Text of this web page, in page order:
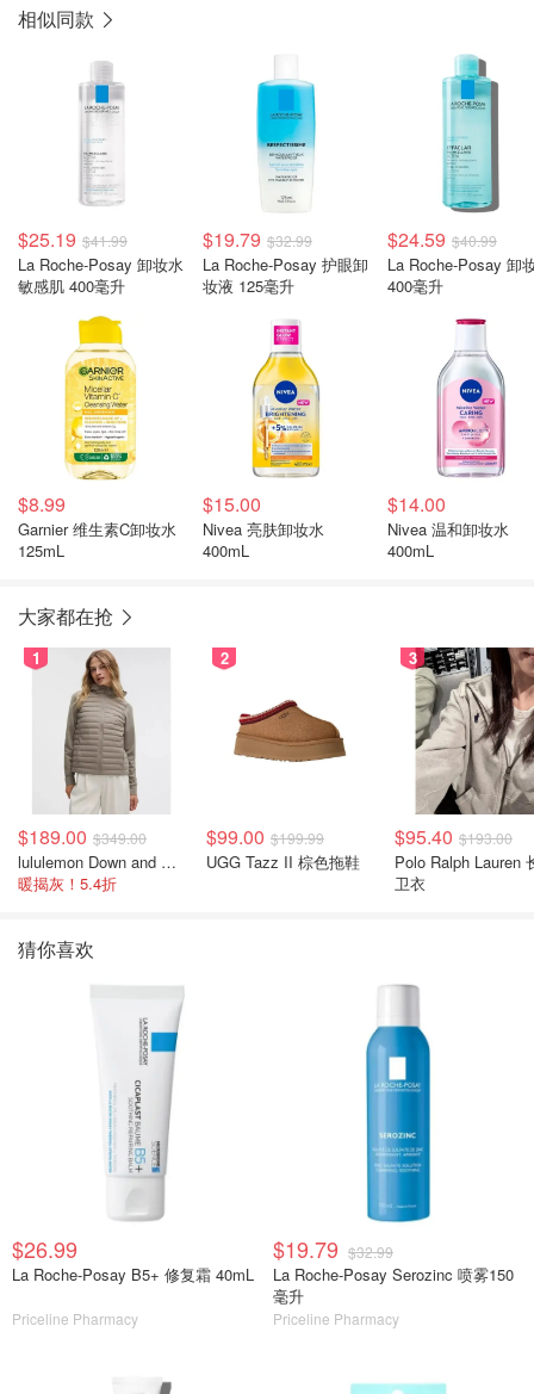
相似同款
$25.19 $41.99
La Roche-Posay 卸妆水
敏感肌 400毫升
$19.79 $32.99
La Roche-Posay 护眼卸
妆液 125毫升
$24.59 $40.99
La Roche-Posay 卸
400毫升
$8.99
Garnier 维生素C卸妆水
125mL
$15.00
Nivea 亮肤卸妆水
400mL
$14.00
Nivea 温和卸妆水
400mL
大家都在抢
1
$189.00 $349.00
lululemon Down and Around 羽绒夹克
暖揭灰！5.4折
2
$99.00 $199.99
UGG Tazz II 棕色拖鞋
3
$95.40 $193.00
Polo Ralph Lauren
卫衣
猜你喜欢
$26.99
La Roche-Posay B5+ 修复霜 40mL
Priceline Pharmacy
$19.79 $32.99
La Roche-Posay Serozinc 喷雾150
毫升
Priceline Pharmacy